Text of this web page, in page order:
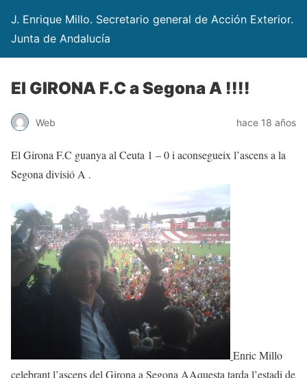
J. Enrique Millo. Secretario general de Acción Exterior.
Junta de Andalucía
El GIRONA F.C a Segona A !!!!
Web hace 18 años
El Girona F.C guanya al Ceuta 1 – 0 i aconsegueix l’ascens a la
Segona divisió A .
Enric Millo
celebrant l’ascens del Girona a Segona AAquesta tarda l’estadi de